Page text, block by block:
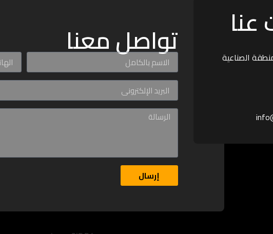
الصناعية تواصل معنا
إرسال